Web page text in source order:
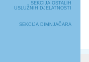
SEKCIJA OSTALIH
USLUŽNIH DJELATNOSTI
SEKCIJA DIMNJAČARA